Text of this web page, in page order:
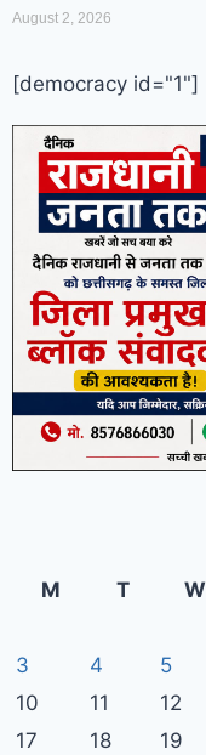
August 2, 2026
[democracy id="1"]
M
T W
3
4 5
10
11 12
17
18 19